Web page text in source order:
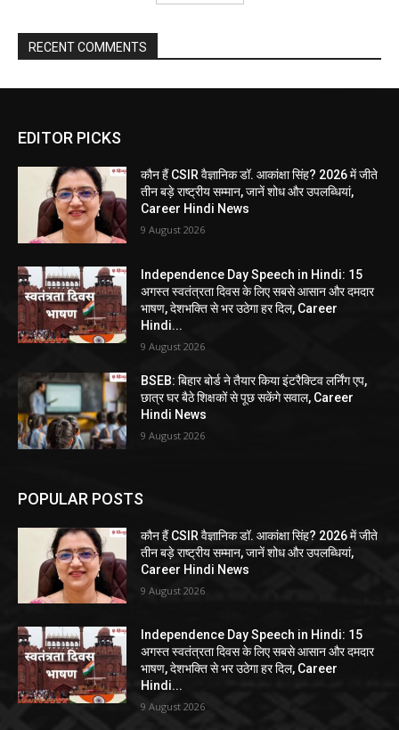
RECENT COMMENTS
EDITOR PICKS
कौन हैं CSIR वैज्ञानिक डॉ. आकांक्षा सिंह? 2026 में जीते
तीन बड़े राष्ट्रीय सम्मान, जानें शोध और उपलब्धियां,
Career Hindi News
9 August 2026
Independence Day Speech in Hindi: 15
अगस्त स्वतंत्रता दिवस के लिए सबसे आसान और दमदार
भाषण, देशभक्ति से भर उठेगा हर दिल, Career
Hindi...
9 August 2026
BSEB: बिहार बोर्ड ने तैयार किया इंटरैक्टिव लर्निंग एप,
छात्र घर बैठे शिक्षकों से पूछ सकेंगे सवाल, Career
Hindi News
9 August 2026
POPULAR POSTS
कौन हैं CSIR वैज्ञानिक डॉ. आकांक्षा सिंह? 2026 में जीते
तीन बड़े राष्ट्रीय सम्मान, जानें शोध और उपलब्धियां,
Career Hindi News
9 August 2026
Independence Day Speech in Hindi: 15
अगस्त स्वतंत्रता दिवस के लिए सबसे आसान और दमदार
भाषण, देशभक्ति से भर उठेगा हर दिल, Career
Hindi...
9 August 2026